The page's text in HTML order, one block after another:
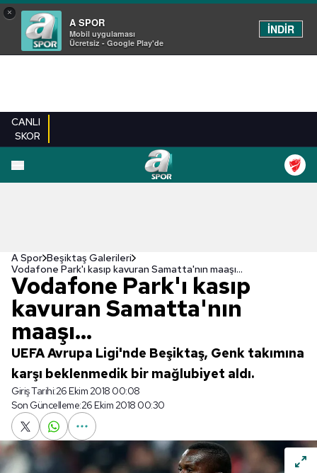
×
A SPOR
Mobil uygulaması
Ücretsiz - Google Play'de
İNDİR
CANLI
SKOR
EN YENILER
A Spor Beşiktaş Galerileri
Vodafone Park'ı kasıp kavuran Samatta'nın maaşı...
Vodafone Park'ı kasıp
kavuran Samatta'nın
maaşı...
UEFA Avrupa Ligi'nde Beşiktaş, Genk takımına
karşı beklenmedik bir mağlubiyet aldı.
Giriş Tarihi:26 Ekim 2018 00:08
Son Güncelleme:26 Ekim 2018 00:30